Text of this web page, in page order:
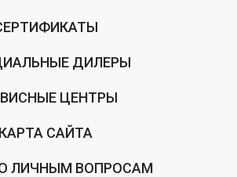
ДИЛЕРЫ
ЦЕНТРЫ
КАРТА САЙТА
ЛИЧНЫМ ВОПРОСАМ